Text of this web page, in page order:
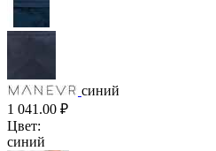
синий
1 041.00 ₽
Цвет:
синий